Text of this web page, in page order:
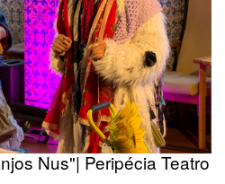
Nus"| Peripécia Teatro